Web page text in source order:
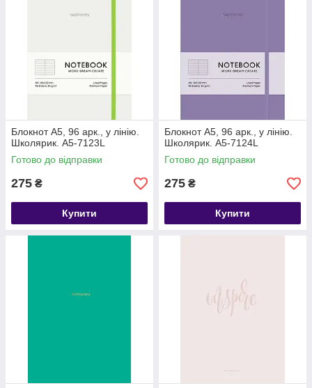
Блокнот А5, 96 арк., у лінію.
Школярик. А5-7123L
Готово до відправки
275 ₴
Купити
Блокнот А5, 96 арк., у лінію.
Школярик. А5-7124L
Готово до відправки
275 ₴
Купити